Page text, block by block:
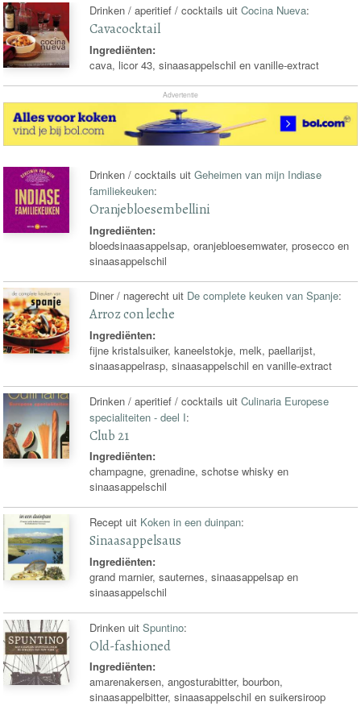
Drinken / aperitief / cocktails uitCocina Nueva:
Cavacocktail
Ingrediënten:
cava, licor 43, sinaasappelschil en vanille-extract
Advertentie
Drinken / cocktails uitGeheimen van mijn Indiase
familiekeuken:
Oranjebloesembellini
Ingrediënten:
bloedsinaasappelsap, oranjebloesemwater, prosecco en
sinaasappelschil
Diner / nagerecht uit De complete keuken van Spanje:
Arroz con leche
Ingrediënten:
fijne kristalsuiker, kaneelstokje, melk, paellarijst,
sinaasappelrasp, sinaasappelschil en vanille-extract
Drinken / aperitief / cocktails uitCulinaria Europese
specialiteiten - deel I:
Club 21
Ingrediënten:
champagne, grenadine, schotse whisky en
sinaasappelschil
Recept uit Koken in een duinpan:
Sinaasappelsaus
Ingrediënten:
grand marnier, sauternes, sinaasappelsap en
sinaasappelschil
Drinken uitSpuntino:
Old-fashioned
Ingrediënten:
amarenakersen, angosturabitter, bourbon,
sinaasappelbitter, sinaasappelschil en suikersiroop